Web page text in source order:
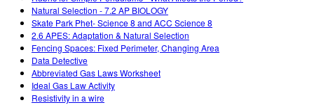
Natural Selection - 7.2 AP BIOLOGY
Skate Park Phet- Science 8 and ACC Science 8
2.6 APES: Adaptation & Natural Selection
Fencing Spaces: Fixed Perimeter, Changing Area
Data Detective
Abbreviated Gas Laws Worksheet
Ideal Gas Law Activity
Resistivity in a wire